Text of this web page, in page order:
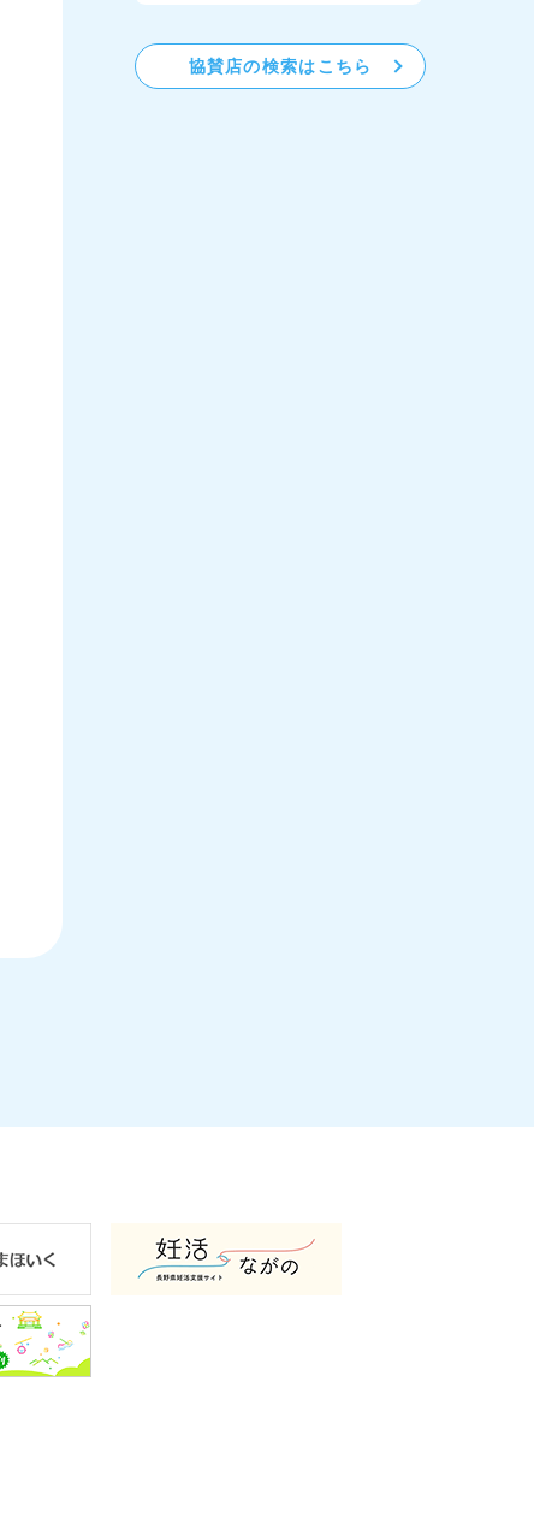
協賛店の検索はこちら